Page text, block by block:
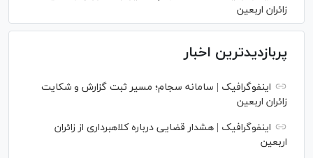
زائران اربعین
پربازدیدترین اخبار
اینفوگرافیک | سامانه سجام؛ مسیر ثبت گزارش و شکایت
زائران اربعین
اینفوگرافیک | هشدار قضایی درباره کلاهبرداری از زائران
اربعین